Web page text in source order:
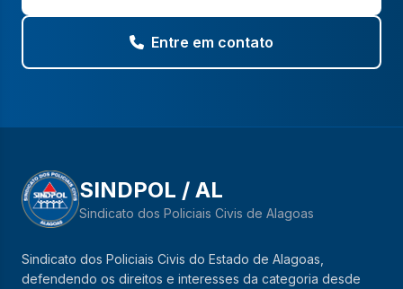
Entre em contato
SINDPOL / AL
Sindicato dos Policiais Civis de Alagoas
Sindicato dos Policiais Civis do Estado de Alagoas,
defendendo os direitos e interesses da categoria desde